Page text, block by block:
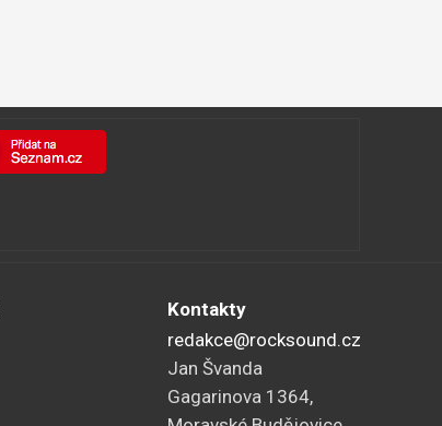
Kontakty
redakce@rocksound.cz
Jan Švanda
Gagarinova 1364,